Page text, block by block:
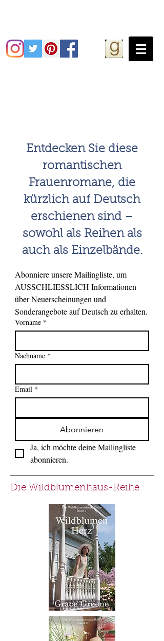
Entdecken Sie diese
romantischen
Frauenromane, die
kürzlich auf Deutsch
erschienen sind –
sowohl als Reihen als
auch als Einzelbände.
Abonniere unsere Mailingliste, um
AUSSCHLIESSLICH Informationen
über Neuerscheinungen und
Sonderangebote auf Deutsch zu erhalten.
Vorname *
Nachname *
Email *
Abonnieren
Ja, ich möchte deine Mailingliste
abonnieren.
Die Wildblumenhaus-Reihe